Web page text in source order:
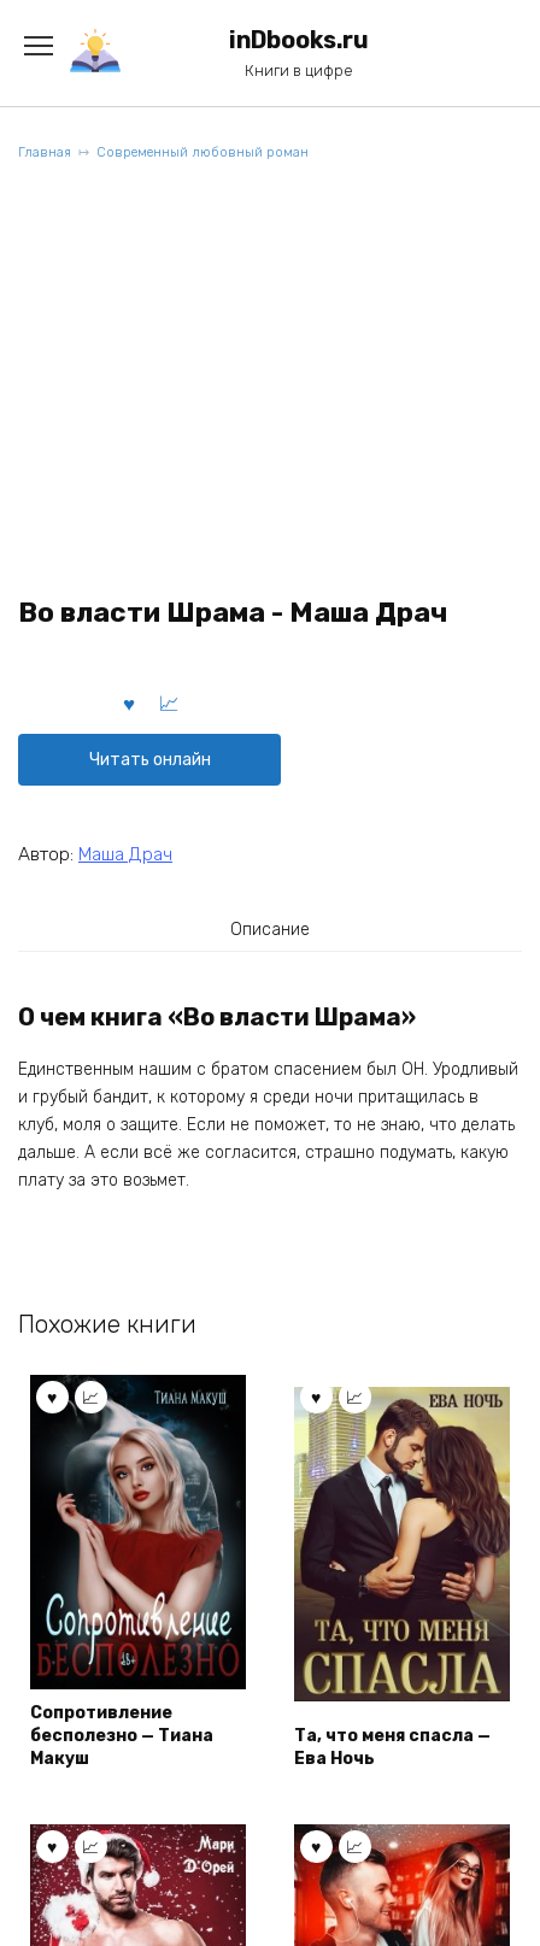
содержанию
inDbooks.ru
Книги в цифре
Главная Современный любовный роман
Во власти Шрама - Маша Драч
Читать онлайн
Автор: Маша Драч
Описание
О чем книга «Во власти Шрама»
Единственным нашим с братом спасением был ОН. Уродливый
и грубый бандит, к которому я среди ночи притащилась в
клуб, моля о защите. Если не поможет, то не знаю, что делать
дальше. А если всё же согласится, страшно подумать, какую
плату за это возьмет.
Похожие книги
Сопротивление
бесполезно — Тиана
Макуш
Та, что меня спасла —
Ева Ночь